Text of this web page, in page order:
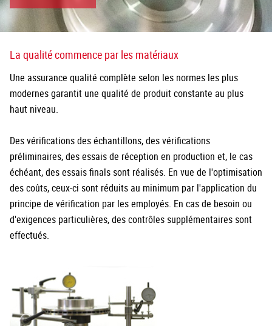
La qualité commence par les matériaux
Une assurance qualité complète selon les normes les plus
modernes garantit une qualité de produit constante au plus
haut niveau.
Des vérifications des échantillons, des vérifications
préliminaires, des essais de réception en production et, le cas
échéant, des essais finals sont réalisés. En vue de l'optimisation
des coûts, ceux-ci sont réduits au minimum par l'application du
principe de vérification par les employés. En cas de besoin ou
d'exigences particulières, des contrôles supplémentaires sont
effectués.